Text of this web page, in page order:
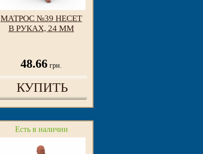
МАТРОС №39 НЕСЕТ
В РУКАХ, 24 ММ
48.66 грн.
КУПИТЬ
Есть в наличии